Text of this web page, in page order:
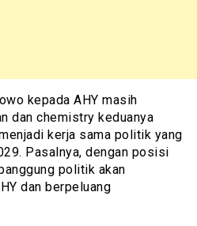
kepada AHY masih
dan chemistry keduanya
kerja sama politik yang
Pasalnya, dengan posisi
politik akan
dan berpeluang